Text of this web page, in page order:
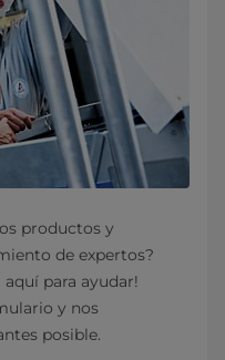
productos y
de expertos?
para ayudar!
y nos
posible.